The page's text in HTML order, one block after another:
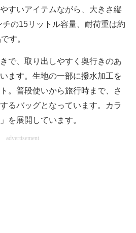
すいアイテムながら、大きさ縦
の15リットル容量、耐荷重は約
す。
で、取り出しやすく奥行きのあ
ます。生地の一部に撥水加工を
。普段使いから旅行時まで、さ
るバッグとなっています。カラ
を展開しています。
advertisement